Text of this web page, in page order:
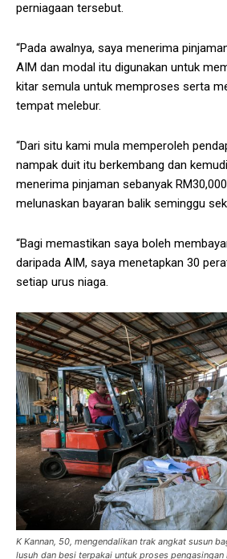
perniagaan tersebut.
“Pada awalnya, saya menerima
AIM dan modal itu digunakan untuk
kitar semula untuk memproses serta
tempat melebur.
“Dari situ kami mula memperoleh
nampak duit itu berkembang dan
menerima pinjaman sebanyak
melunaskan bayaran balik seminggu
“Bagi memastikan saya boleh
daripada AIM, saya menetapkan 30
setiap urus niaga.
K Kannan, 50, mengendalikan trak angkat susun
lusuh dan besi terpakai untuk proses pengasingan